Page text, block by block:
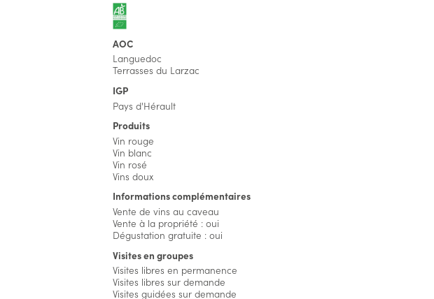
AOC
Languedoc
Terrasses du Larzac
IGP
Pays d'Hérault
Produits
Vin rouge
Vin blanc
Vin rosé
Vins doux
Informations complémentaires
Vente de vins au caveau
Vente à la propriété : oui
Dégustation gratuite : oui
Visites en groupes
Visites libres en permanence
Visites libres sur demande
Visites guidées sur demande